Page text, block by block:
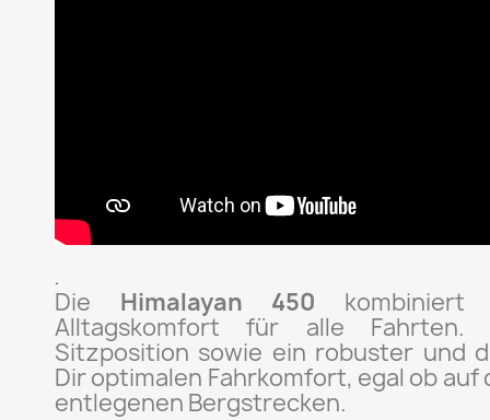
.
Die Himalayan 450 kombiniert
Alltagskomfort für alle
Sitzposition sowie ein robuster und
Dir optimalen Fahrkomfort, egal ob
entlegenen Bergstrecken.